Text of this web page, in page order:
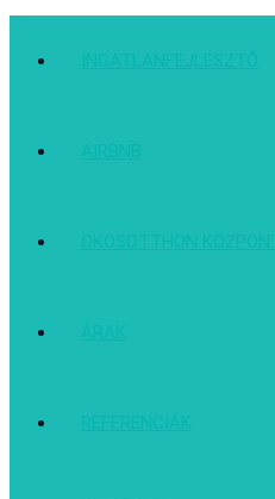
INGATLANFEJLESZTŐ
AIRBNB
OKOSOTTHON
ÁRAK
REFERENCIÁK